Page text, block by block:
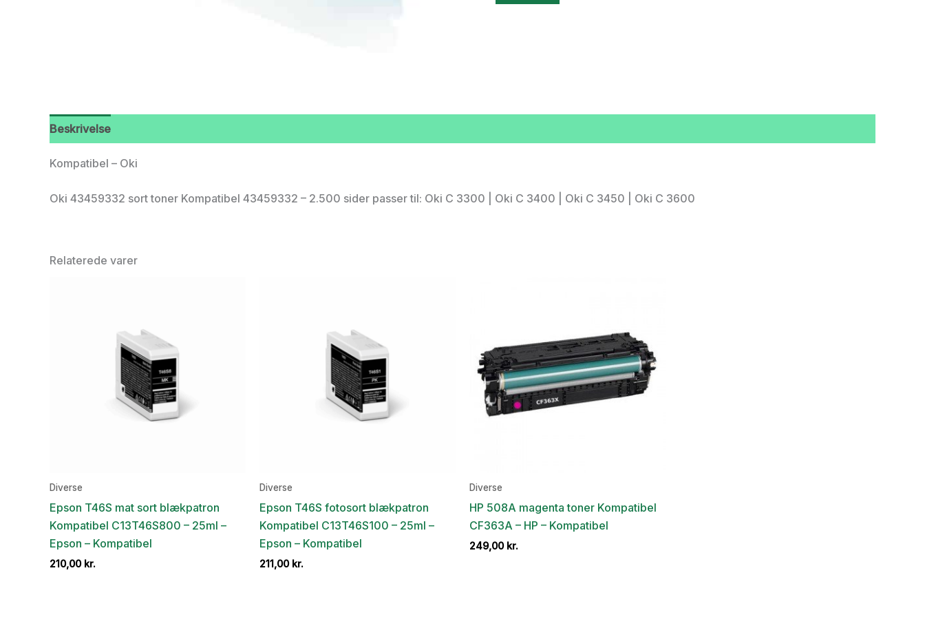
Beskrivelse
Kompatibel – Oki
Oki 43459332 sort toner Kompatibel 43459332 – 2.500 sider passer til: Oki C 3300 | Oki C 3400 | Oki C 3450 | Oki C 3600
Relaterede varer
Diverse
Epson T46S mat sort blækpatron
Kompatibel C13T46S800 – 25ml –
Epson – Kompatibel
210,00 kr.
Diverse
Epson T46S fotosort blækpatron
Kompatibel C13T46S100 – 25ml –
Epson – Kompatibel
211,00 kr.
Diverse
HP 508A magenta toner Kompatibel
CF363A – HP – Kompatibel
249,00 kr.